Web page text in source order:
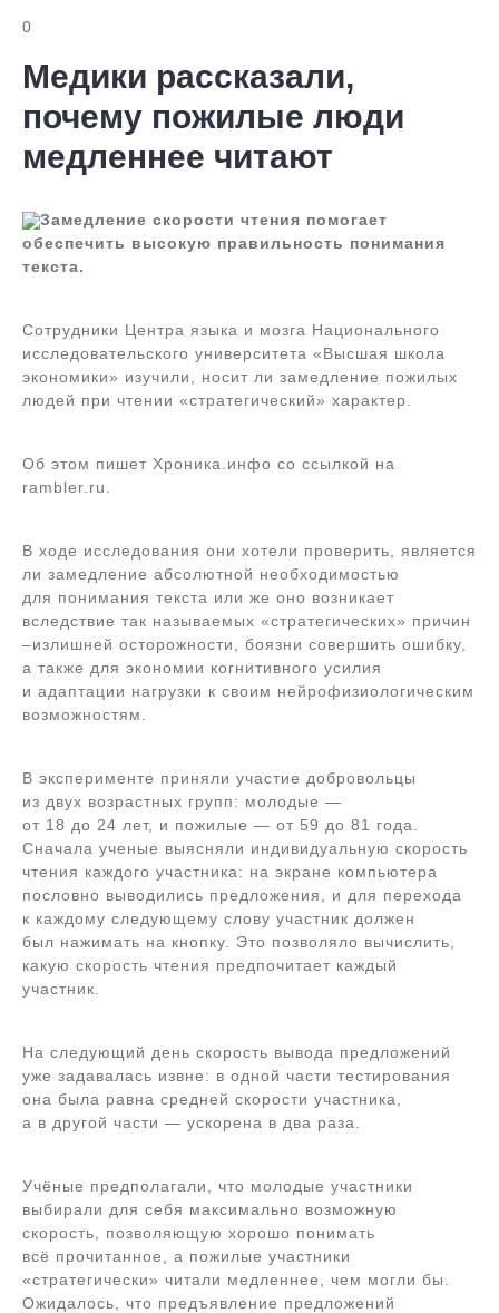
0
Медики рассказали,
почему пожилые люди
медленнее читают
Замедление скорости чтения помогает
обеспечить высокую правильность понимания
текста.
Сотрудники Центра языка и мозга Национального
исследовательского университета «Высшая школа
экономики» изучили, носит ли замедление пожилых
людей при чтении «стратегический» характер.
Об этом пишет Хроника.инфо со ссылкой на
rambler.ru.
В ходе исследования они хотели проверить, является
ли замедление абсолютной необходимостью
для понимания текста или же оно возникает
вследствие так называемых «стратегических» причин
–излишней осторожности, боязни совершить ошибку,
а также для экономии когнитивного усилия
и адаптации нагрузки к своим нейрофизиологическим
возможностям.
В эксперименте приняли участие добровольцы
из двух возрастных групп: молодые —
от 18 до 24 лет, и пожилые — от 59 до 81 года.
Сначала ученые выясняли индивидуальную скорость
чтения каждого участника: на экране компьютера
пословно выводились предложения, и для перехода
к каждому следующему слову участник должен
был нажимать на кнопку. Это позволяло вычислить,
какую скорость чтения предпочитает каждый
участник.
На следующий день скорость вывода предложений
уже задавалась извне: в одной части тестирования
она была равна средней скорости участника,
а в другой части — ускорена в два раза.
Учёные предполагали, что молодые участники
выбирали для себя максимально возможную
скорость, позволяющую хорошо понимать
всё прочитанное, а пожилые участники
«стратегически» читали медленнее, чем могли бы.
Ожидалось, что предъявление предложений